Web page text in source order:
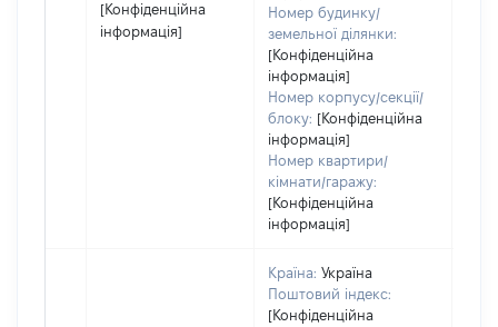
[Конфіденційна
інформація]
Номер будинку/
земельної ділянки:
[Конфіденційна
інформація]
Номер корпусу/секції/
блоку: [Конфіденційна
інформація]
Номер квартири/
кімнати/гаражу:
[Конфіденційна
інформація]
Країна: Україна
Поштовий індекс:
[Конфіденційна